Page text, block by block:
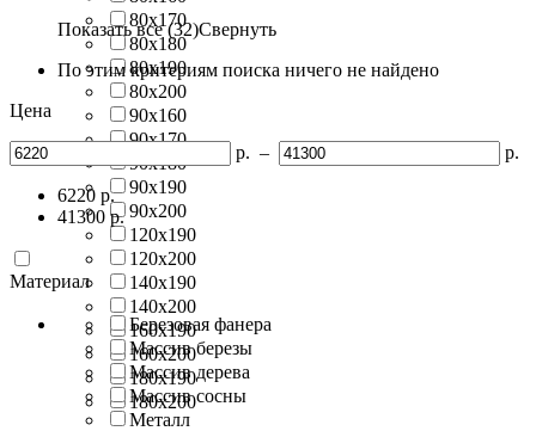
80х170
80х180
80х190
80х200
90х160
90х170
90х180
90х190
90х200
120х190
120х200
140х190
140х200
160х190
160х200
180х190
180х200
Показать все (32)Свернуть
По этим критериям поиска ничего не найдено
Цена
р. – р.
6220 р.
41300 р.
Материал
Березовая фанера
Массив березы
Массив дерева
Массив сосны
Металл